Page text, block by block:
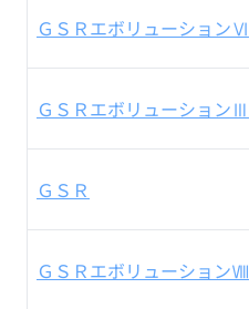
ＧＳＲエボリューションⅥ
ＧＳＲエボリューションⅢ
ＧＳＲ
ＧＳＲエボリューションⅧ